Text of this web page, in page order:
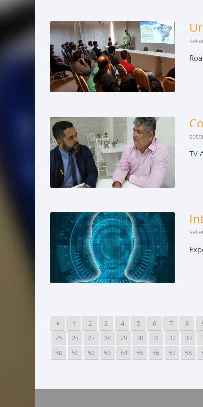
TV
1 2 3 4 5 6 7 8
25
26 27 28 29 30 31 32 33
50
51 52 53 54 55 56 57 58